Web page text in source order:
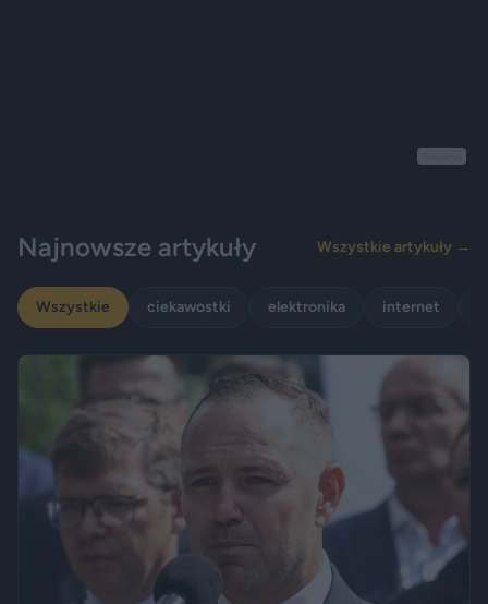
Najnowsze artykuły Wszystkie artykuły →
Wszystkie ciekawostki elektronika internet